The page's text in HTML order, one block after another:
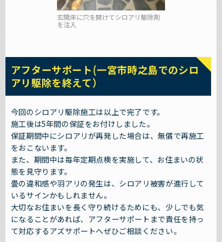
玄関床に穴を開けてシロアリ駆除剤
を注入
アフターサポート(一宮市時之島でのシロ
アリ駆除を終えて）
今回のシロアリ駆除施工は以上で完了です。
施工後は5年間の保証をお付けしました。
保証期間中にシロアリが再発した場合は、無償で再施工
をおこないます。
また、期間中は毎年定期点検を実施して、お住まいの状
態を見守ります。
畳の違和感や羽アリの発生は、シロアリ被害が進行して
いるサインかもしれません。
大切なお住まいを長く守り続けるためにも、少しでも気
になることがあれば、アフターサポートまで責任を持っ
て対応するアズサポートへぜひご相談ください。